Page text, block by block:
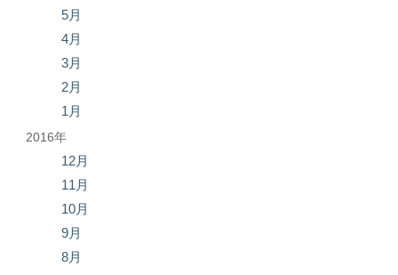
5月
4月
3月
2月
1月
2016年
12月
11月
10月
9月
8月